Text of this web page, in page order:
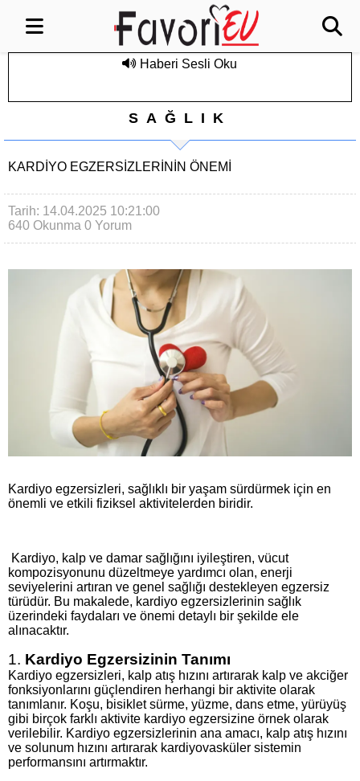
Haberi Sesli Oku
SAĞLIK
KARDIYO EGZERSIZLERININ ÖNEMI
Tarih: 14.04.2025 10:21:00
640 Okunma 0 Yorum
Kardiyo egzersizleri, sağlıklı bir yaşam sürdürmek için en
önemli ve etkili fiziksel aktivitelerden biridir.
Kardiyo, kalp ve damar sağlığını iyileştiren, vücut
kompozisyonunu düzeltmeye yardımcı olan, enerji
seviyelerini artıran ve genel sağlığı destekleyen egzersiz
türüdür. Bu makalede, kardiyo egzersizlerinin sağlık
üzerindeki faydaları ve önemi detaylı bir şekilde ele
alınacaktır.
1. Kardiyo Egzersizinin Tanımı
Kardiyo egzersizleri, kalp atış hızını artırarak kalp ve akciğer
fonksiyonlarını güçlendiren herhangi bir aktivite olarak
tanımlanır. Koşu, bisiklet sürme, yüzme, dans etme, yürüyüş
gibi birçok farklı aktivite kardiyo egzersizine örnek olarak
verilebilir. Kardiyo egzersizlerinin ana amacı, kalp atış hızını
ve solunum hızını artırarak kardiyovasküler sistemin
performansını artırmaktır.